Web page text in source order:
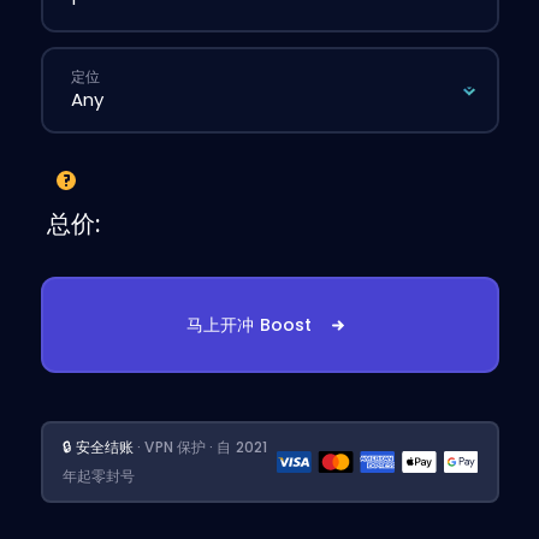
定位
总价:
马上开冲 Boost
🔒 安全结账 · VPN 保护 · 自 2021
年起零封号